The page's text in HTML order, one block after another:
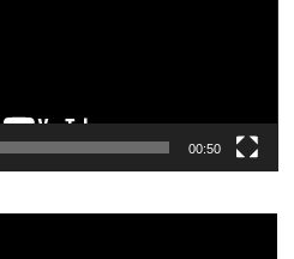
00:50